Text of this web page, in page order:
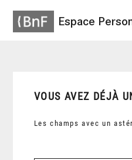
Espace
VOUS AVEZ DÉJÀ
Les champs avec un